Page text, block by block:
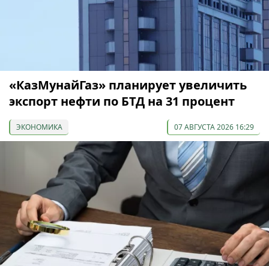
«КазМунайГаз» планирует увеличить
экспорт нефти по БТД на 31 процент
ЭКОНОМИКА 07 АВГУСТА 2026 16:29